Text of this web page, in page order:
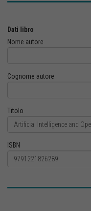
Dati libro
Nome autore
Cognome autore
Titolo
ISBN